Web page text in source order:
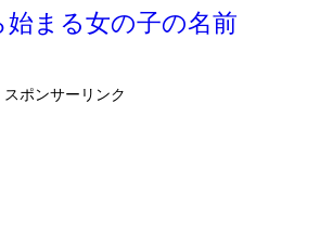
始まる女の子の名前
スポンサーリンク